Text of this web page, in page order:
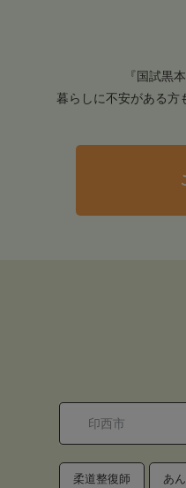
『国試黒
暮らしに不安がある方
柔道整復師 あ